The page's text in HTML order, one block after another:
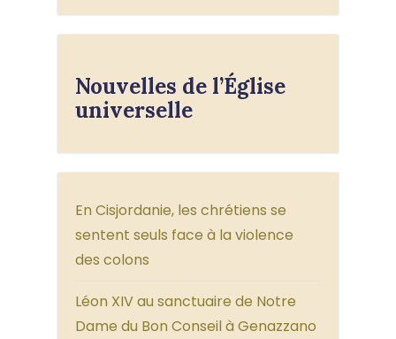
Nouvelles de l’Église
universelle
En Cisjordanie, les chrétiens se
sentent seuls face à la violence
des colons
Léon XIV au sanctuaire de Notre
Dame du Bon Conseil à Genazzano